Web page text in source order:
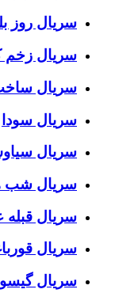
سریال روز
سریال زخم
سریال ساخت
سریال سودا
سریال
سریال شب
سریال قبله
سریال
سریال گیسو